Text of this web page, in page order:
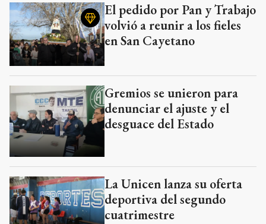
El pedido por Pan y Trabajo
volvió a reunir a los fieles
en San Cayetano
Gremios se unieron para
denunciar el ajuste y el
desguace del Estado
La Unicen lanza su oferta
deportiva del segundo
cuatrimestre